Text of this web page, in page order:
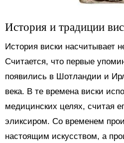
История и традиции
История виски насчитывает
Считается, что первые
появились в Шотландии и
века. В те времена виски
медицинских целях, считая
эликсиром. Со временем
настоящим искусством, а